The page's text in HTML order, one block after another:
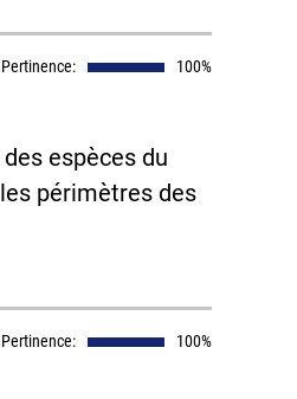
Pertinence: 100%
espèces du
périmètres des
Pertinence: 100%